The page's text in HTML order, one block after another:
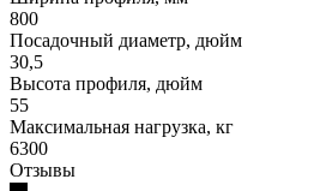
800
Посадочный диаметр, дюйм
30,5
Высота профиля, дюйм
55
Максимальная нагрузка, кг
6300
Отзывы